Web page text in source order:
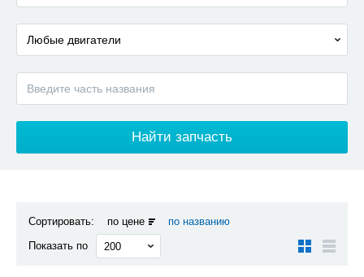
Сортировать: по цене
по названию
Показать по